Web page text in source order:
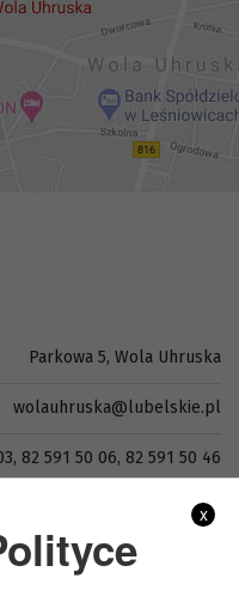
Parkowa 5, Wola Uhruska
wolauhruska@lubelskie.pl
82 591 50 06, 82 591 50 46
82 591 50 03
5651446722
x